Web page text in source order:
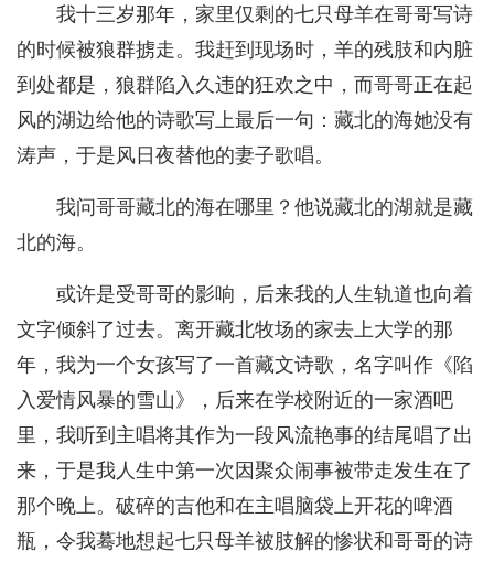
我十三岁那年，家里仅剩的七只母羊在哥哥写诗
的时候被狼群掳走。我赶到现场时，羊的残肢和内脏
到处都是，狼群陷入久违的狂欢之中，而哥哥正在起
风的湖边给他的诗歌写上最后一句：藏北的海她没有
涛声，于是风日夜替他的妻子歌唱。
我问哥哥藏北的海在哪里？他说藏北的湖就是藏
北的海。
或许是受哥哥的影响，后来我的人生轨道也向着
文字倾斜了过去。离开藏北牧场的家去上大学的那
年，我为一个女孩写了一首藏文诗歌，名字叫作《陷
入爱情风暴的雪山》，后来在学校附近的一家酒吧
里，我听到主唱将其作为一段风流艳事的结尾唱了出
来，于是我人生中第一次因聚众闹事被带走发生在了
那个晚上。破碎的吉他和在主唱脑袋上开花的啤酒
瓶，令我蓦地想起七只母羊被肢解的惨状和哥哥的诗